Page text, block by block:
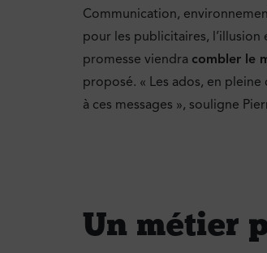
Communication,
pour les publicitaires,
promesse viendra combler le
proposé. « Les ados, en
à ces messages », souligne
Un métier